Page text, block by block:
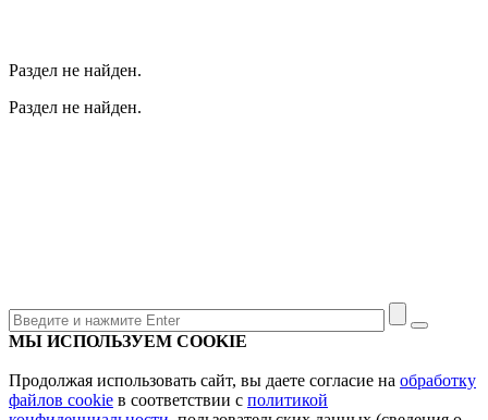
Раздел не найден.
Раздел не найден.
МЫ ИСПОЛЬЗУЕМ COOKIE
Продолжая использовать сайт, вы даете согласие на обработку
файлов cookie в соответствии с политикой